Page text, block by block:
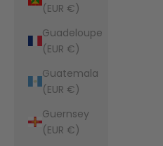
(EUR €)
Guadeloupe
(EUR €)
Guatemala
(EUR €)
Guernsey
(EUR €)